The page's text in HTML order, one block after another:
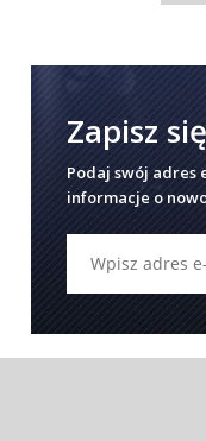
Zapisz
Podaj swój adres
informacje o